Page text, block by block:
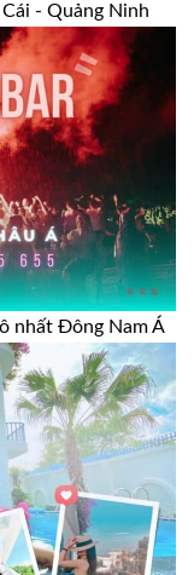
- Quảng Ninh
nhất Đông Nam Á